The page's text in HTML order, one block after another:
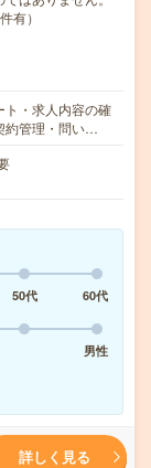
有）
ト・求人内容の確
約管理・問い…
50代
60代
男性
詳しく見る